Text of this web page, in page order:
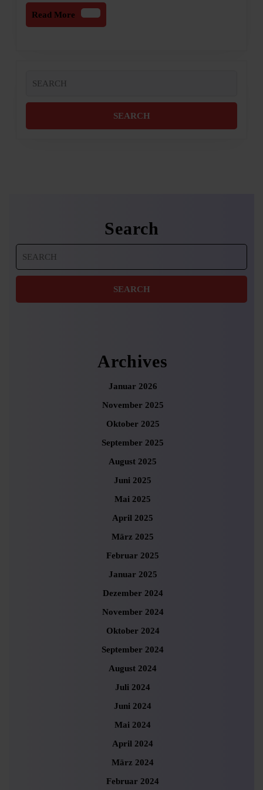
Read More
Read
More
for:
Search
for:
Archives
Januar 2026
November 2025
Oktober 2025
September 2025
August 2025
Juni 2025
Mai 2025
April 2025
März 2025
Februar 2025
Januar 2025
Dezember 2024
November 2024
Oktober 2024
September 2024
August 2024
Juli 2024
Juni 2024
Mai 2024
April 2024
März 2024
Februar 2024